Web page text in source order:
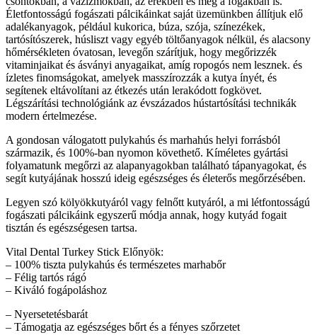
Életfontosságú fogászati ​​pálcikáinkat saját üzemünkben állítjuk elő
adalékanyagok, például kukorica, búza, szója, színezékek,
tartósítószerek, húsliszt vagy egyéb töltőanyagok nélkül, és alacsony
hőmérsékleten óvatosan, levegőn szárítjuk, hogy megőrizzék
vitaminjaikat és ásványi anyagaikat, amíg ropogós nem lesznek. és
ízletes finomságokat, amelyek masszírozzák a kutya ínyét, és
segítenek eltávolítani az étkezés után lerakódott fogkövet.
Légszárítási technológiánk az évszázados hústartósítási technikák
modern értelmezése.
A gondosan válogatott pulykahús és marhahús helyi forrásból
származik, és 100%-ban nyomon követhető. Kíméletes gyártási
folyamatunk megőrzi az alapanyagokban található tápanyagokat, és
segít kutyájának hosszú ideig egészséges és életerős megőrzésében.
Legyen szó kölyökkutyáról vagy felnőtt kutyáról, a mi létfontosságú
fogászati ​​pálcikáink egyszerű módja annak, hogy kutyád fogait
tisztán és egészségesen tartsa.
Vital Dental Turkey Stick Előnyök:
– 100% tiszta pulykahús és természetes marhabőr
– Félig tartós rágó
– Kiváló fogápoláshoz
– Nyersetetésbarát
– Támogatja az egészséges bőrt és a fényes szőrzetet